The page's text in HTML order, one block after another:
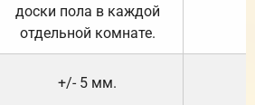
доски пола в каждой
отдельной комнате.
+/- 5 мм.